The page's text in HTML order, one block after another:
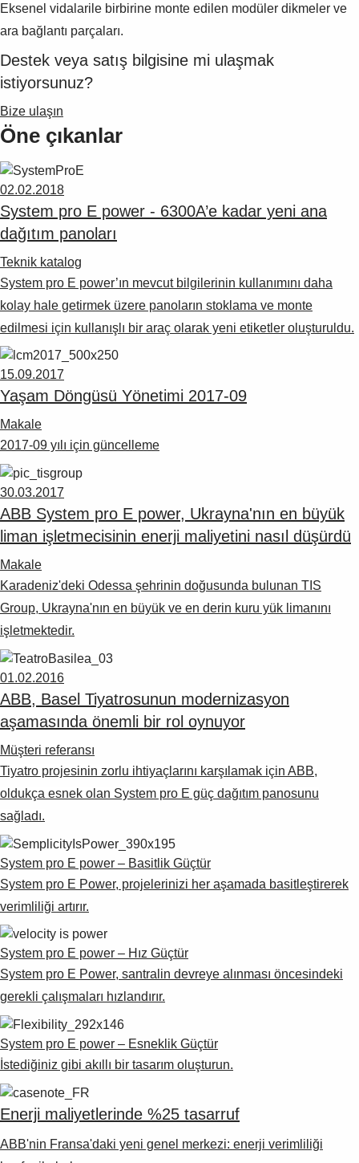
Suggestions
Products
See more products
Shopping list preview
0
Eksenel vidalarile birbirine monte edilen modüler dikmeler ve
ara bağlantı parçaları.
Destek veya satış bilgisine mi ulaşmak
istiyorsunuz?
Bize ulaşın
Öne çıkanlar
02.02.2018
System pro E power - 6300A’e kadar yeni ana
dağıtım panoları
Teknik katalog
System pro E power’ın mevcut bilgilerinin kullanımını daha
kolay hale getirmek üzere panoların stoklama ve monte
edilmesi için kullanışlı bir araç olarak yeni etiketler oluşturuldu.
15.09.2017
Yaşam Döngüsü Yönetimi 2017-09
Makale
2017-09 yılı için güncelleme
30.03.2017
ABB System pro E power, Ukrayna'nın en büyük
liman işletmecisinin enerji maliyetini nasıl düşürdü
Makale
Karadeniz'deki Odessa şehrinin doğusunda bulunan TIS
Group, Ukrayna'nın en büyük ve en derin kuru yük limanını
işletmektedir.
01.02.2016
ABB, Basel Tiyatrosunun modernizasyon
aşamasında önemli bir rol oynuyor
Müşteri referansı
Tiyatro projesinin zorlu ihtiyaçlarını karşılamak için ABB,
oldukça esnek olan System pro E güç dağıtım panosunu
sağladı.
System pro E power – Basitlik Güçtür
System pro E Power, projelerinizi her aşamada basitleştirerek
verimliliği artırır.
System pro E power – Hız Güçtür
System pro E Power, santralin devreye alınması öncesindeki
gerekli çalışmaları hızlandırır.
System pro E power – Esneklik Güçtür
İstediğiniz gibi akıllı bir tasarım oluşturun.
Enerji maliyetlerinde %25 tasarruf
ABB'nin Fransa'daki yeni genel merkezi: enerji verimliliği